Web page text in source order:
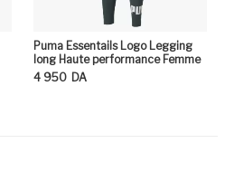
Puma Essentails Logo Legging
long Haute performance Femme
4 950 DA